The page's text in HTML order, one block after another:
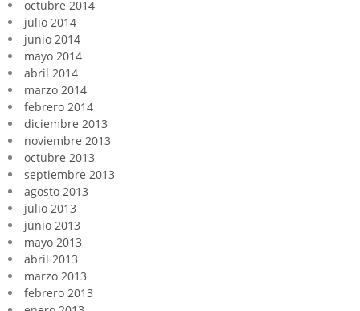
octubre 2014
julio 2014
junio 2014
mayo 2014
abril 2014
marzo 2014
febrero 2014
diciembre 2013
noviembre 2013
octubre 2013
septiembre 2013
agosto 2013
julio 2013
junio 2013
mayo 2013
abril 2013
marzo 2013
febrero 2013